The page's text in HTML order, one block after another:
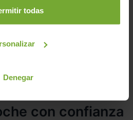
todas
Denegar
en tu casa, en cualquier
con confianza